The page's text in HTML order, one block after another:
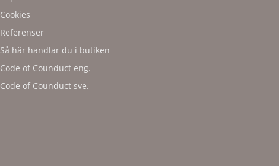
Cookies
Referenser
Så här handlar du i butiken
Code of Counduct eng.
Code of Counduct sve.